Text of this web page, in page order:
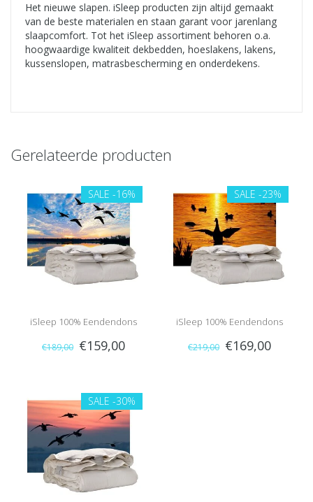
Het nieuwe slapen. iSleep producten zijn altijd gemaakt
van de beste materialen en staan garant voor jarenlang
slaapcomfort. Tot het iSleep assortiment behoren o.a.
hoogwaardige kwaliteit dekbedden, hoeslakens, lakens,
kussenslopen, matrasbescherming en onderdekens.
Gerelateerde producten
SALE -16%
iSleep 100% Eendendons
(warmteklasse 2)
€189,00 €159,00
SALE -23%
iSleep 100% Eendendons
(warmteklasse 1)
€219,00 €169,00
SALE -30%